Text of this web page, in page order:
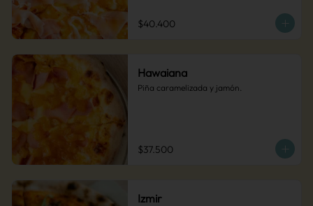
$40.400
Hawaiana
Piña caramelizada y jamón.
$37.500
Izmir